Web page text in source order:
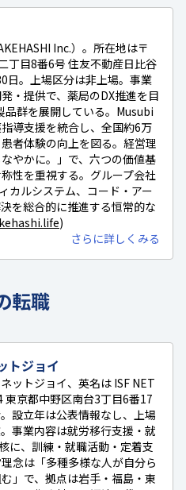
Inc.）。所在地は〒
丁目8番6号 住友不動産日比谷
日。上場区分は非上場。事業
・提供で、薬局のDX推進を目
群を展開している。Musubi
導支援を統合し、全国約6万
者体験の向上を図る。経営理
やかに。」で、六つの価値基
性を重視する。グループ会社
カルシステム、コード・アー
を総合的に推進する恒常的な
)
さらに詳しくみる
転職
トジョイ
ットジョイ、英名は ISF NET
京都中野区南台3丁目6番17
設立年は公表情報なし、上場
事業内容は就労移行支援・就
に、訓練・就職活動・定着支
念は「多種多様な人が自分ら
」で、拠点は岩手・福島・東